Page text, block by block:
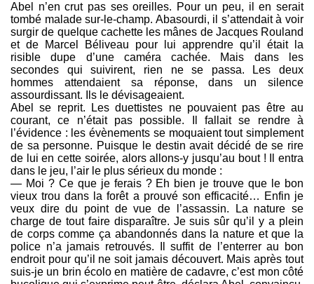
Abel n’en crut pas ses oreilles. Pour un peu, il en serait
tombé malade sur-le-champ. Abasourdi, il s’attendait à voir
surgir de quelque cachette les mânes de Jacques Rouland
et de Marcel Béliveau pour lui apprendre qu’il était la
risible dupe d’une caméra cachée. Mais dans les
secondes qui suivirent, rien ne se passa. Les deux
hommes attendaient sa réponse, dans un silence
assourdissant. Ils le dévisageaient.
Abel se reprit. Les duettistes ne pouvaient pas être au
courant, ce n’était pas possible. Il fallait se rendre à
l’évidence : les évènements se moquaient tout simplement
de sa personne. Puisque le destin avait décidé de se rire
de lui en cette soirée, alors allons-y jusqu’au bout ! Il entra
dans le jeu, l’air le plus sérieux du monde :
— Moi ? Ce que je ferais ? Eh bien je trouve que le bon
vieux trou dans la forêt a prouvé son efficacité… Enfin je
veux dire du point de vue de l’assassin. La nature se
charge de tout faire disparaître. Je suis sûr qu’il y a plein
de corps comme ça abandonnés dans la nature et que la
police n’a jamais retrouvés. Il suffit de l’enterrer au bon
endroit pour qu’il ne soit jamais découvert. Mais après tout
suis-je un brin écolo en matière de cadavre, c’est mon côté